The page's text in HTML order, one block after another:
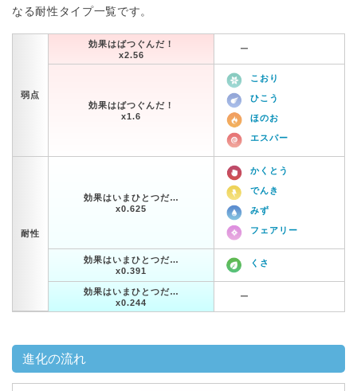
なる耐性タイプ一覧です。
弱点
効果はばつぐんだ！
x2.56
ー
効果はばつぐんだ！
x1.6
こおり
ひこう
ほのお
エスパー
耐性
効果はいまひとつだ…
x0.625
かくとう
でんき
みず
フェアリー
効果はいまひとつだ…
x0.391
くさ
効果はいまひとつだ…
x0.244
ー
進化の流れ